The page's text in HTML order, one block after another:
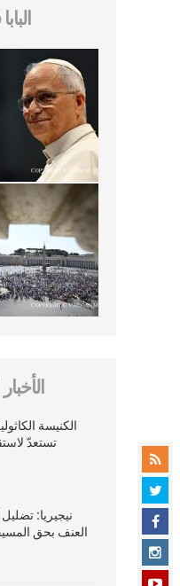
الكنيسة
تستعدّ
نيجيريا:
العنف بحق